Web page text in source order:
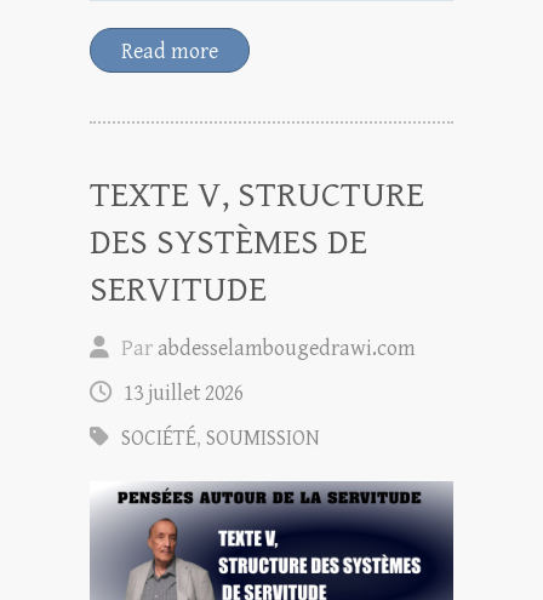
Read more
TEXTE V, STRUCTURE
DES SYSTÈMES DE
SERVITUDE
Par abdesselambougedrawi.com
13 juillet 2026
SOCIÉTÉ, SOUMISSION